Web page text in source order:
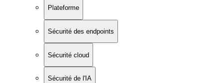
Plateforme
Sécurité des endpoints
Sécurité cloud
Sécurité de l'IA